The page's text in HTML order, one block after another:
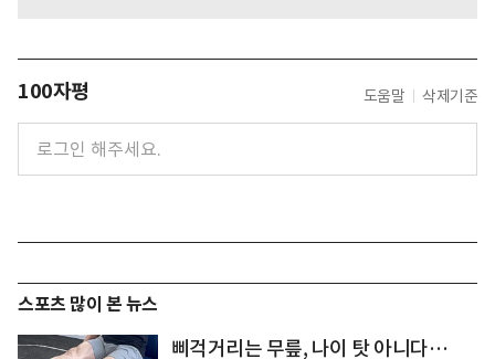
100자평 도움말 삭제기준
스포츠 많이 본 뉴스
삐걱거리는 무릎, 나이 탓 아니다…